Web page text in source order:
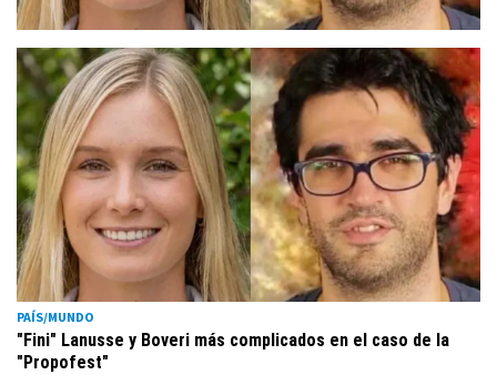
PAÍS/MUNDO
"Fini" Lanusse y Boveri más complicados en el caso de la
"Propofest"